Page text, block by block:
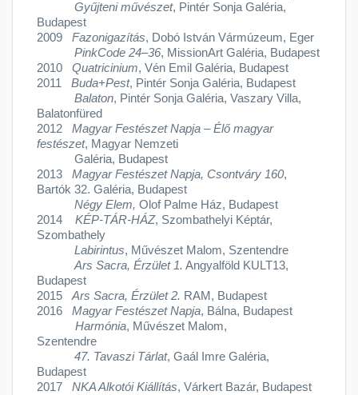
Gyűjteni művészet, Pintér Sonja Galéria,
Budapest
2009 Fazonigazítás, Dobó István Vármúzeum, Eger
PinkCode 24–36, MissionArt Galéria, Budapest
2010 Quatricinium, Vén Emil Galéria, Budapest
2011 Buda+Pest, Pintér Sonja Galéria, Budapest
Balaton, Pintér Sonja Galéria, Vaszary Villa,
Balatonfüred
2012 Magyar Festészet Napja – Élő magyar
festészet, Magyar Nemzeti
Galéria, Budapest
2013 Magyar Festészet Napja, Csontváry 160,
Bartók 32. Galéria, Budapest
Négy Elem, Olof Palme Ház, Budapest
2014 KÉP-TÁR-HÁZ, Szombathelyi Képtár,
Szombathely
Labirintus, Művészet Malom, Szentendre
Ars Sacra, Érzület 1. Angyalföld KULT13,
Budapest
2015 Ars Sacra, Érzület 2. RAM, Budapest
2016 Magyar Festészet Napja, Bálna, Budapest
Harmónia, Művészet Malom,
Szentendre
47. Tavaszi Tárlat, Gaál Imre Galéria,
Budapest
2017 NKA Alkotói Kiállítás, Várkert Bazár, Budapest